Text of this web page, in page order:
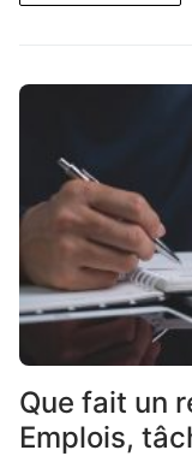
Que fait un
Emplois,